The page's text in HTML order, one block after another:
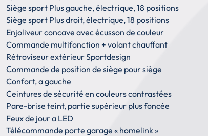
Siège sport Plus gauche, électrique, 18 positions
Siège sport Plus droit, électrique, 18 positions
Enjoliveur concave avec écusson de couleur
Commande multifonction + volant chauffant
Rétroviseur extérieur Sportdesign
Commande de position de siège pour siège
Confort, a gauche
Ceintures de sécurité en couleurs contrastées
Pare-brise teint, partie supérieur plus foncée
Feux de jour a LED
Télécommande porte garage « homelink »